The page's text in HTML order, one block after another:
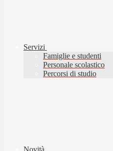
Servizi
Famiglie e studenti
Personale scolastico
Percorsi di studio